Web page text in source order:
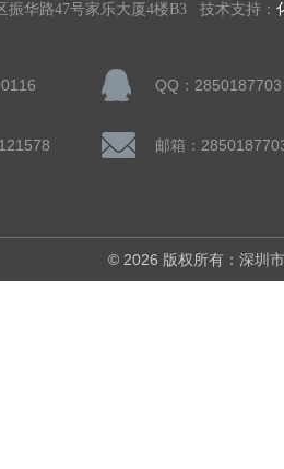
振华路47号家乐大厦4楼B3 技术支持：
QQ：2850187703
邮箱：
© 2026 版权所有：深圳